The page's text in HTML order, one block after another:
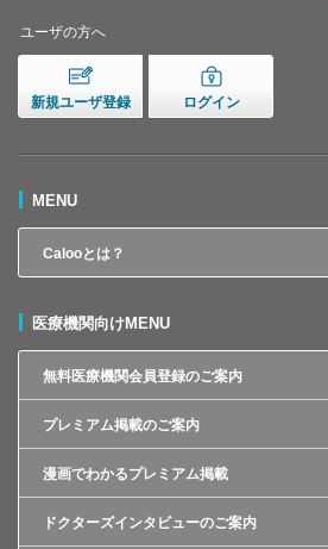
ユーザの方へ
新規ユーザ登録 ログイン
MENU
Calooとは？
医療機関向けMENU
無料医療機関会員登録のご案内
プレミアム掲載のご案内
漫画でわかるプレミアム掲載
ドクターズインタビューのご案内